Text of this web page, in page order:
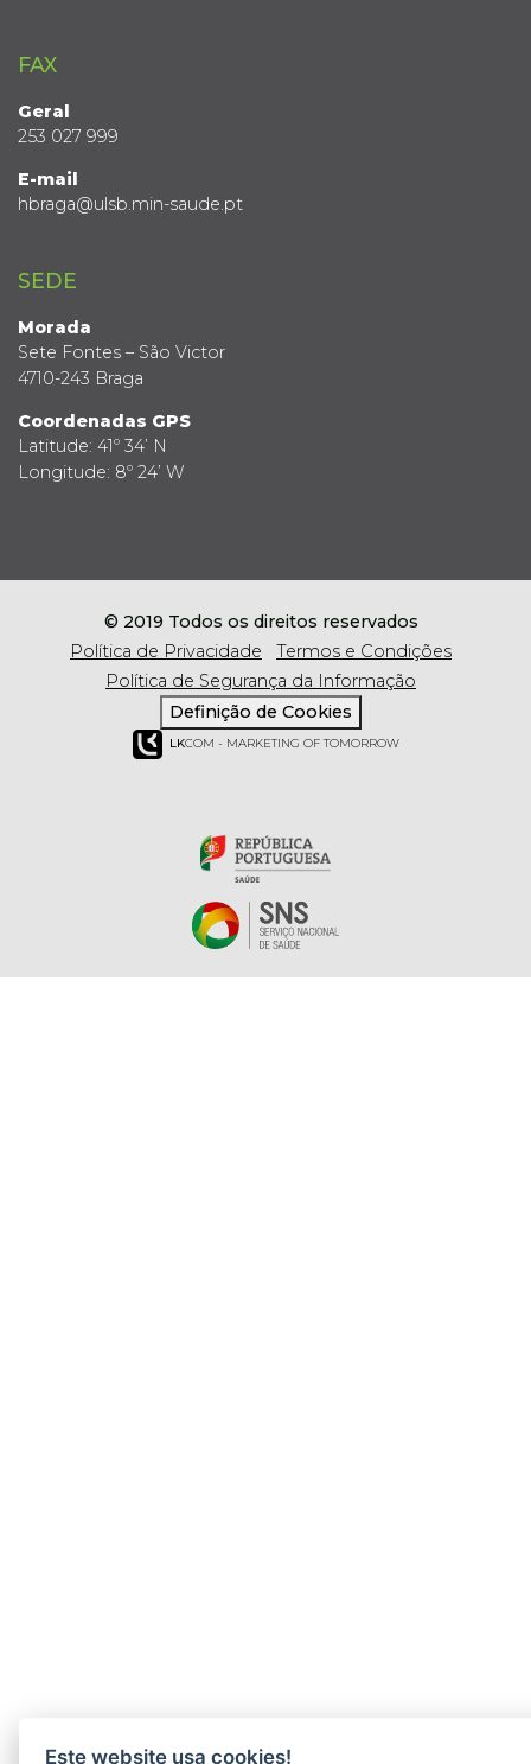
FAX
Geral
253 027 999
E-mail
hbraga@ulsb.min-saude.pt
SEDE
Morada
Sete Fontes – São Victor
4710-243 Braga
Coordenadas GPS
Latitude: 41º 34’ N
Longitude: 8º 24’ W
© 2019 Todos os direitos reservados
Política de Privacidade
Termos e Condições
Política de Segurança da Informação
Definição de Cookies
LKCOM - MARKETING OF TOMORROW
Este website usa cookies!